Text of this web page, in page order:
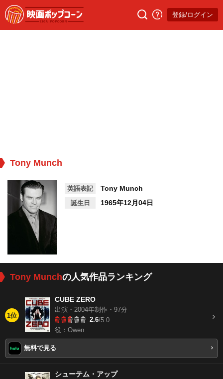
登録/ログイン
Tony Munch
英語表記 Tony Munch
誕生日 1965年12月04日
Tony Munchの人気作品ランキング
1位
CUBE ZERO
出演・2004年制作・97分
2.6/5.0
役：Owen
無料で見る
シューテム・アップ